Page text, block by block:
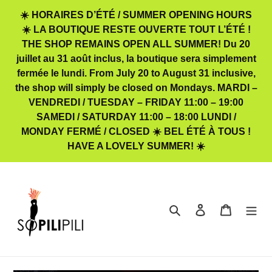
contenu
☀️ HORAIRES D’ÉTÉ / SUMMER OPENING HOURS
☀️ LA BOUTIQUE RESTE OUVERTE TOUT L’ÉTÉ !
THE SHOP REMAINS OPEN ALL SUMMER! Du 20
juillet au 31 août inclus, la boutique sera simplement
fermée le lundi. From July 20 to August 31 inclusive,
the shop will simply be closed on Mondays. MARDI –
VENDREDI / TUESDAY – FRIDAY 11:00 – 19:00
SAMEDI / SATURDAY 11:00 – 18:00 LUNDI /
MONDAY FERMÉ / CLOSED ☀️ BEL ÉTÉ À TOUS !
HAVE A LOVELY SUMMER! ☀️
RechercherSe connecter
Panier